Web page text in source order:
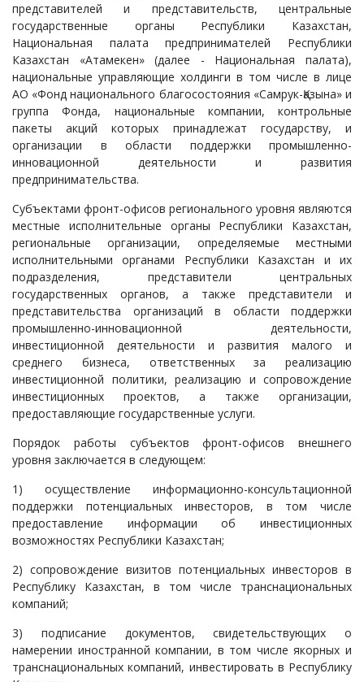
представителей и представительств, центральные
государственные органы Республики Казахстан,
Национальная палата предпринимателей Республики
Казахстан «Атамекен» (далее - Национальная палата),
национальные управляющие холдинги в том числе в лице
АО «Фонд национального благосостояния «Самрук-Қазына» и
группа Фонда, национальные компании, контрольные
пакеты акций которых принадлежат государству, и
организации в области поддержки промышленно-
инновационной деятельности и развития
предпринимательства.
Субъектами фронт-офисов регионального уровня являются
местные исполнительные органы Республики Казахстан,
региональные организации, определяемые местными
исполнительными органами Республики Казахстан и их
подразделения, представители центральных
государственных органов, а также представители и
представительства организаций в области поддержки
промышленно-инновационной деятельности,
инвестиционной деятельности и развития малого и
среднего бизнеса, ответственных за реализацию
инвестиционной политики, реализацию и сопровождение
инвестиционных проектов, а также организации,
предоставляющие государственные услуги.
Порядок работы субъектов фронт-офисов внешнего
уровня заключается в следующем:
1) осуществление информационно-консультационной
поддержки потенциальных инвесторов, в том числе
предоставление информации об инвестиционных
возможностях Республики Казахстан;
2) сопровождение визитов потенциальных инвесторов в
Республику Казахстан, в том числе транснациональных
компаний;
3) подписание документов, свидетельствующих о
намерении иностранной компании, в том числе якорных и
транснациональных компаний, инвестировать в Республику